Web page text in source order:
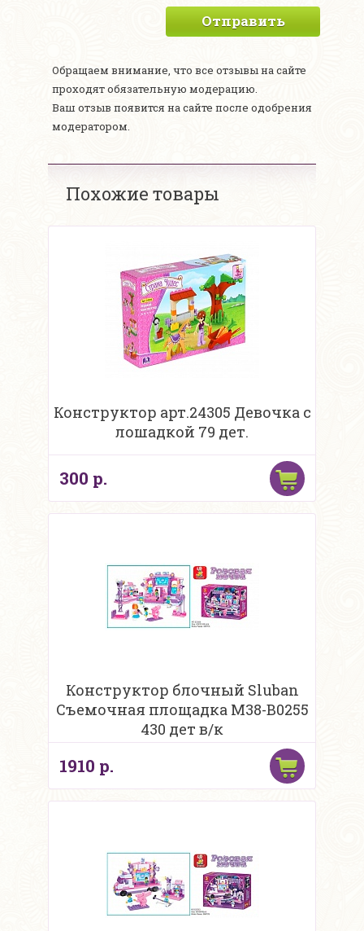
Отправить
Обращаем внимание, что все отзывы на сайте
проходят обязательную модерацию.
Ваш отзыв появится на сайте после одобрения
модератором.
Похожие товары
Конструктор арт.24305 Девочка с
лошадкой 79 дет.
300 р.
Конструктор блочный Sluban
Съемочная площадка М38-В0255
430 дет в/к
1910 р.